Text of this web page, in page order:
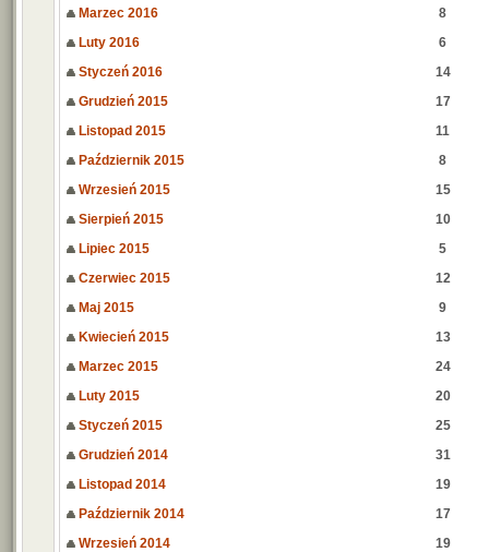
Marzec 2016
8
Luty 2016
6
Styczeń 2016
14
Grudzień 2015
17
Listopad 2015
11
Październik 2015
8
Wrzesień 2015
15
Sierpień 2015
10
Lipiec 2015
5
Czerwiec 2015
12
Maj 2015
9
Kwiecień 2015
13
Marzec 2015
24
Luty 2015
20
Styczeń 2015
25
Grudzień 2014
31
Listopad 2014
19
Październik 2014
17
Wrzesień 2014
19